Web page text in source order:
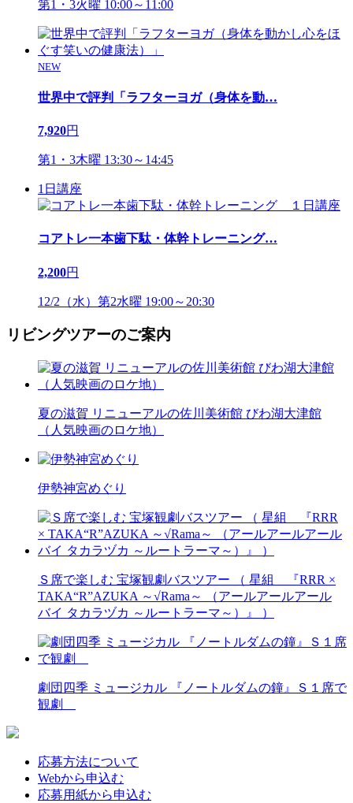
第1・3火曜 10:00～11:00
NEW
世界中で評判「ラフターヨガ（身体を動…
7,920円
第1・3木曜 13:30～14:45
1日講座
コアトレ一本歯下駄・体幹トレーニング…
2,200円
12/2（水）第2水曜 19:00～20:30
リビングツアーのご案内
夏の滋賀 リニューアルの佐川美術館 びわ湖大津館
（人気映画のロケ地）
伊勢神宮めぐり
Ｓ席で楽しむ 宝塚観劇バスツアー （ 星組 『RRR ×
TAKA“R”AZUKA ～√Rama～ （アールアールアール
バイ タカラヅカ ～ルートラーマ～）』 ）
劇団四季 ミュージカル 『ノートルダムの鐘』Ｓ１席で
観劇
応募方法について
Webから申込む
応募用紙から申込む